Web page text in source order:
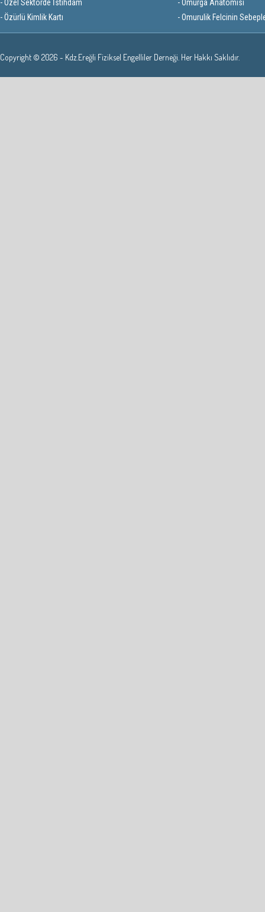
- Özel Sektörde İstihdam
- Özürlü Kimlik Kartı
- Omurga Anatomisi
- Omurulik Felcinin
Copyright © 2026 - Kdz.Ereğli Fiziksel Engelliler Derneği. Her Hakkı Saklıdır.